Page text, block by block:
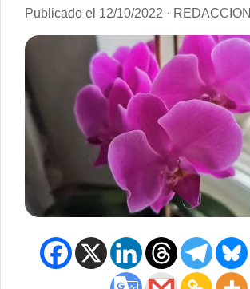
Publicado el 12/10/2022 · REDACCION